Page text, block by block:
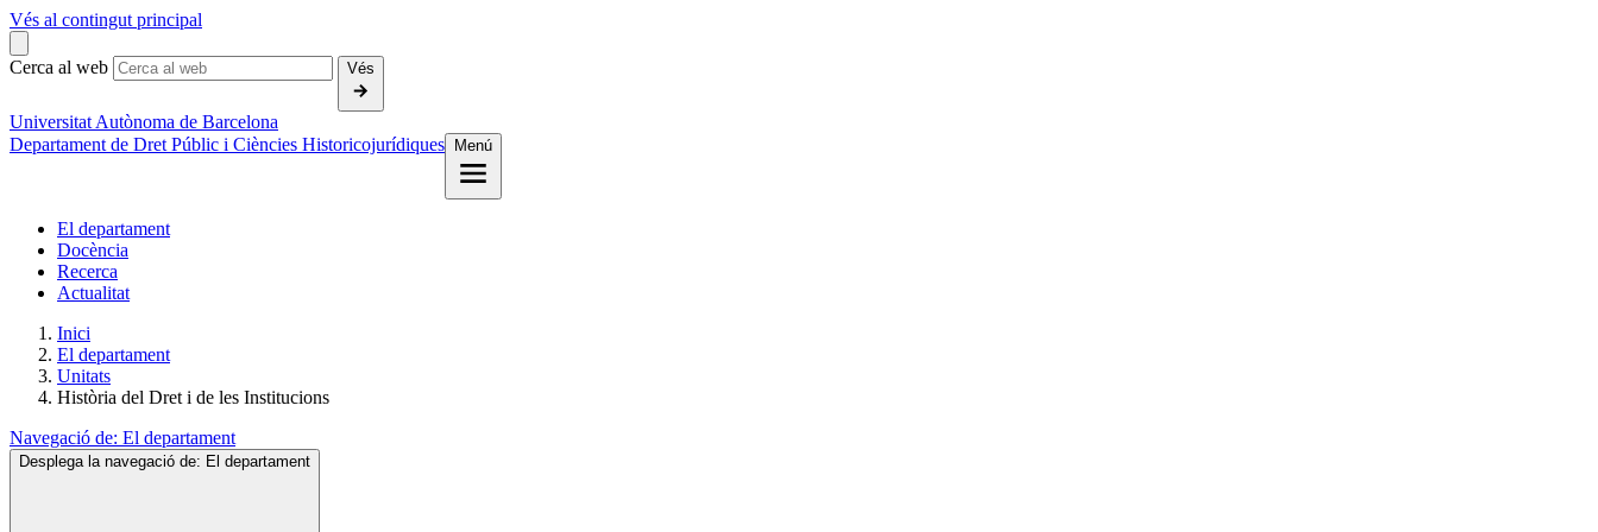
Vés al contingut principal
Cerca al web Vés
Universitat Autònoma de Barcelona
Departament de Dret Públic i Ciències Historicojurídiques
Menú
El departament
Docència
Recerca
Actualitat
Inici
El departament
Unitats
Història del Dret i de les Institucions
Navegació de: El departament
Desplega la navegació de: El departament